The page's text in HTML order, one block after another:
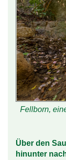
Fellborn,
Über den
hinunter